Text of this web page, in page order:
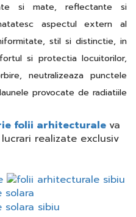
si mate, reflectante si
aspectul extern al
stil si distinctie, in
si protectia locuitorilor,
neutralizeaza punctele
provocate de radiatiile
folii arhitecturale va
realizate exclusiv